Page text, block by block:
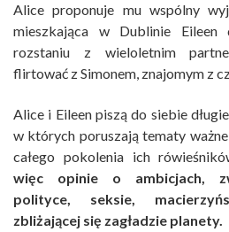
Alice proponuje mu wspólny
mieszkająca w Dublinie
rozstaniu z wieloletnim
flirtować z Simonem, znajomym z
Alice i Eileen piszą do siebie
w których poruszają tematy
całego pokolenia ich
więc opinie o ambicjach,
polityce, seksie,
zbliżającej się zagładzie planety.